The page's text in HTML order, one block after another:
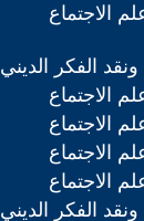
الاجتماع
ونقد الفكر الديني
الاجتماع
الاجتماع
الاجتماع
الاجتماع
ونقد الفكر الديني